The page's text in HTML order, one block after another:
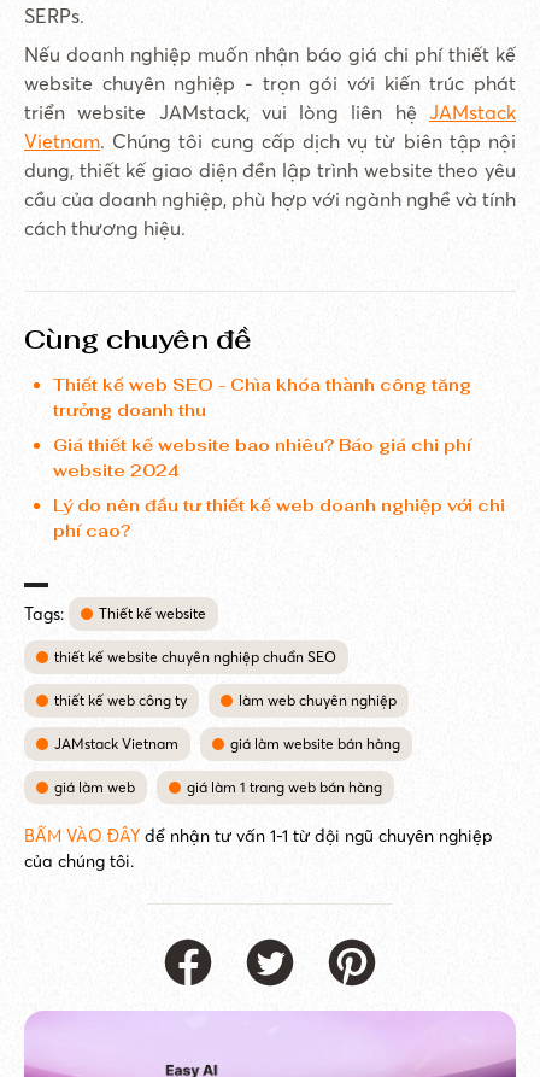
SERPs.
Nếu doanh nghiệp muốn nhận báo giá chi phí thiết kế
website chuyên nghiệp - trọn gói với kiến trúc phát
triển website JAMstack, vui lòng liên hệ JAMstack
Vietnam. Chúng tôi cung cấp dịch vụ từ biên tập nội
dung, thiết kế giao diện đền lập trình website theo yêu
cầu của doanh nghiệp, phù hợp với ngành nghề và tính
cách thương hiệu.
Cùng chuyên đề
Thiết kế web SEO - Chìa khóa thành công tăng
trưởng doanh thu
Giá thiết kế website bao nhiêu? Báo giá chi phí
website 2024
Lý do nên đầu tư thiết kế web doanh nghiệp với chi
phí cao?
Tags: Thiết kế website
thiết kế website chuyên nghiệp chuẩn SEO
thiết kế web công ty làm web chuyên nghiệp
JAMstack Vietnam giá làm website bán hàng
giá làm web giá làm 1 trang web bán hàng
BẤM VÀO ĐÂY để nhận tư vấn 1-1 từ đội ngũ chuyên nghiệp
của chúng tôi.